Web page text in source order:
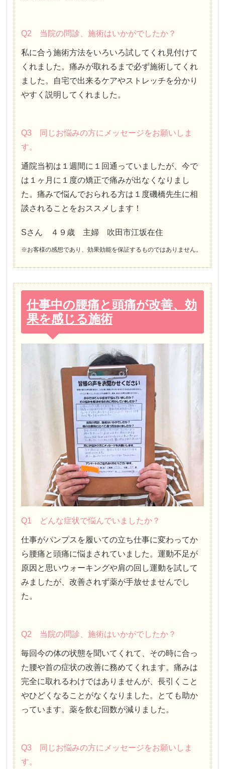
Q2 当院の問診、施術はいかがでしたか？
私に合う施術方法をいろいろ試してくれ見付けて
くれました。痛みが取れるまで必ず施術してくれ
ました。自宅で出来るケアやストレッチを分かり
やすく説明してくれました。
Q3 同じお悩みの方にメッセージをお願いしま
す。
通院当初は１週間に１回通っていましたが、今で
は１ヶ月に１度の矯正で痛みが出なくなりまし
た。痛みで悩んでおられる方は１度磯橋先生に相
談されることをおススメします！
Sさん ４９歳 主婦 吹田市江坂在住
※お客様の感想であり、効果効能を保証するものではありません。
仕事中の腰痛と頭痛が改善、効
果を感じる施術
Q1 どんな症状で悩んでいましたか？
仕事がパンプスを履いての立ち仕事に変わってか
ら腰痛と頭痛に悩まされていました。運動不足が
原因と思いウォーキングや肩の回し運動を試して
みましたが、改善されず薬が手放せませんでし
た。
Q2 当院の問診、施術はいかがでしたか？
毎回今の体の状態を聞いてくれて、その時に合っ
た腰や首の症状の改善に務めてくれます。痛みは
完全に取れるわけではありませんが、長引くこと
やひどくなることがなくなりました。とても助か
っています。薬を飲む回数が減りました。
Q3 同じお悩みの方にメッセージをお願いしま
す。